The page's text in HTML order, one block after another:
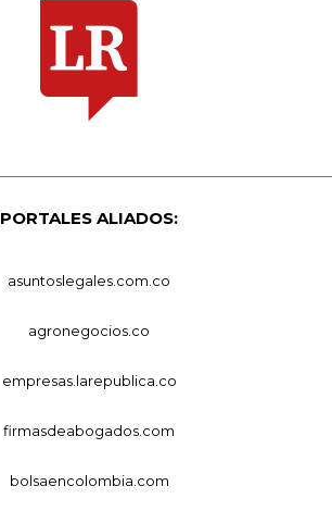
PORTALES ALIADOS:
asuntoslegales.com.co
agronegocios.co
empresas.larepublica.co
firmasdeabogados.com
bolsaencolombia.com